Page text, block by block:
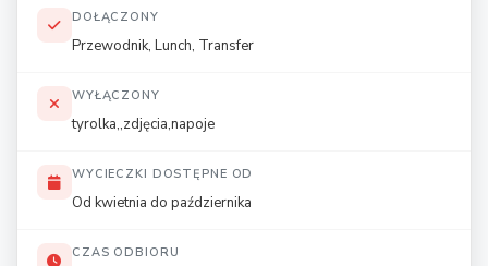
DOŁĄCZONY
Przewodnik, Lunch, Transfer
WYŁĄCZONY
tyrolka,,zdjęcia,napoje
WYCIECZKI DOSTĘPNE OD
Od kwietnia do października
CZAS ODBIORU